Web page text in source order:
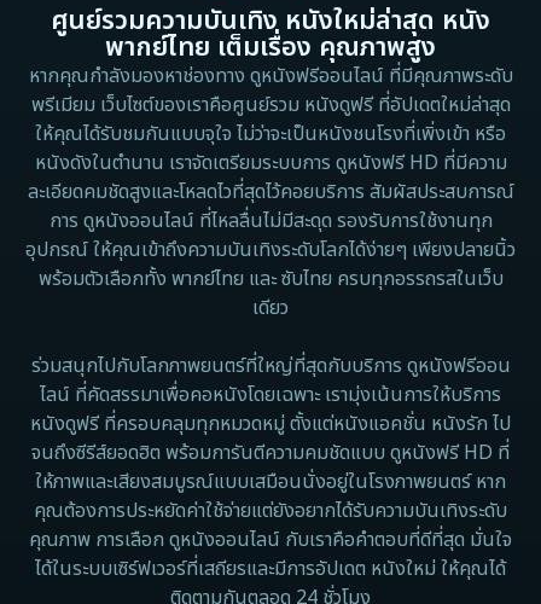
Detective สืบสวน
Disaster
Disney+
Documentary สารคดี
Documentary สารคดี
Drama ดราม่า
Drama ดราม่า
Dystopian
Emotional
Erotic
Family ครอบครัว
1983
1982
1971
1962
ศูนย์รวมความบันเทิง หนังใหม่ล่าสุด หนัง
พากย์ไทย เต็มเรื่อง คุณภาพสูง
หากคุณกำลังมองหาช่องทาง ดูหนังฟรีออนไลน์ ที่มีคุณภาพระดับ
พรีเมียม เว็บไซต์ของเราคือศูนย์รวม หนังดูฟรี ที่อัปเดตใหม่ล่าสุด
ให้คุณได้รับชมกันแบบจุใจ ไม่ว่าจะเป็นหนังชนโรงที่เพิ่งเข้า หรือ
หนังดังในตำนาน เราจัดเตรียมระบบการ ดูหนังฟรี HD ที่มีความ
ละเอียดคมชัดสูงและโหลดไวที่สุดไว้คอยบริการ สัมผัสประสบการณ์
การ ดูหนังออนไลน์ ที่ไหลลื่นไม่มีสะดุด รองรับการใช้งานทุก
อุปกรณ์ ให้คุณเข้าถึงความบันเทิงระดับโลกได้ง่ายๆ เพียงปลายนิ้ว
พร้อมตัวเลือกทั้ง พากย์ไทย และ ซับไทย ครบทุกอรรถรสในเว็บ
เดียว
ร่วมสนุกไปกับโลกภาพยนตร์ที่ใหญ่ที่สุดกับบริการ ดูหนังฟรีออน
ไลน์ ที่คัดสรรมาเพื่อคอหนังโดยเฉพาะ เรามุ่งเน้นการให้บริการ
หนังดูฟรี ที่ครอบคลุมทุกหมวดหมู่ ตั้งแต่หนังแอคชั่น หนังรัก ไป
จนถึงซีรีส์ยอดฮิต พร้อมการันตีความคมชัดแบบ ดูหนังฟรี HD ที่
ให้ภาพและเสียงสมบูรณ์แบบเสมือนนั่งอยู่ในโรงภาพยนตร์ หาก
คุณต้องการประหยัดค่าใช้จ่ายแต่ยังอยากได้รับความบันเทิงระดับ
คุณภาพ การเลือก ดูหนังออนไลน์ กับเราคือคำตอบที่ดีที่สุด มั่นใจ
ได้ในระบบเซิร์ฟเวอร์ที่เสถียรและมีการอัปเดต หนังใหม่ ให้คุณได้
ติดตามกันตลอด 24 ชั่วโมง